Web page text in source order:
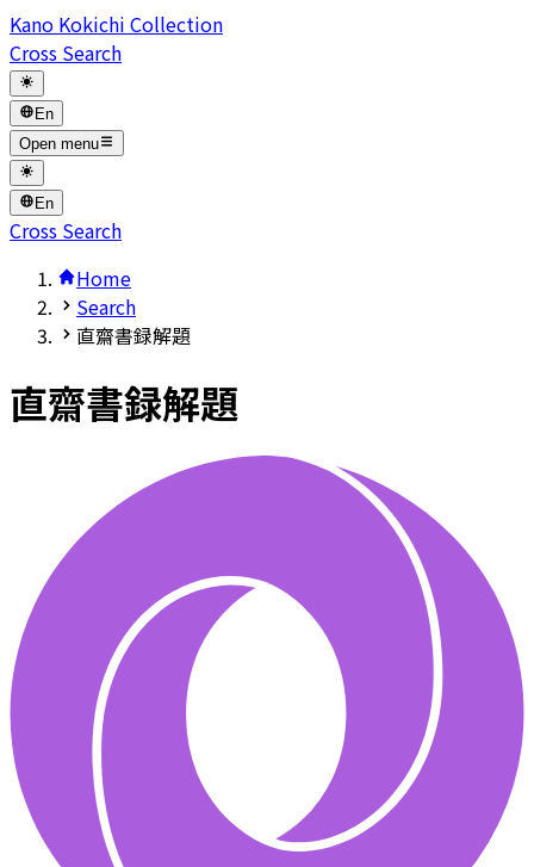
Kano Kokichi Collection
Cross Search
En
Open menu
En
Cross Search
Home
Search
直齋書録解題
直齋書録解題